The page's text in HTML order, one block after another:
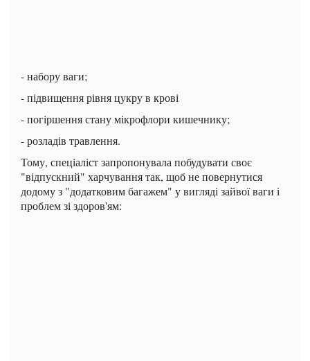
- набору ваги;
- підвищення рівня цукру в крові
- погіршення стану мікрофлори кишечнику;
- розладів травлення.
Тому, спеціаліст запропонувала побудувати своє
"відпускний" харчування так, щоб не повернутися
додому з "додатковим багажем" у вигляді зайвої ваги і
проблем зі здоров'ям: